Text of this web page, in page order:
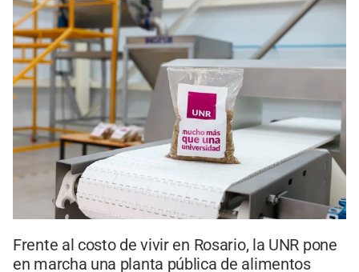
Frente al costo de vivir en Rosario, la UNR pone
en marcha una planta pública de alimentos